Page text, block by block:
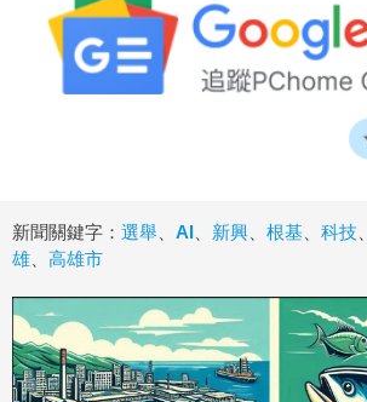
新聞關鍵字： 選舉 AI 新興 根基 科技
雄
高雄市